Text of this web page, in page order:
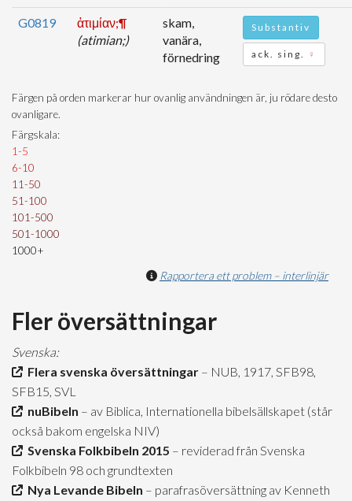
G0819
ἀτιμίαν;¶
(atimian;)
skam,
vanära,
förnedring
Substantiv
ack. sing. ♀
Färgen på orden markerar hur ovanlig användningen är, ju rödare desto
ovanligare.
Färgskala:
1-5
6-10
11-50
51-100
101-500
501-1000
1000+
Rapportera ett problem – interlinjär
Fler översättningar
Svenska:
Flera svenska översättningar – NUB, 1917, SFB98,
SFB15, SVL
nuBibeln – av Biblica, Internationella bibelsällskapet (står
också bakom engelska NIV)
Svenska Folkbibeln 2015 – reviderad från Svenska
Folkbibeln 98 och grundtexten
Nya Levande Bibeln – parafrasöversättning av Kenneth